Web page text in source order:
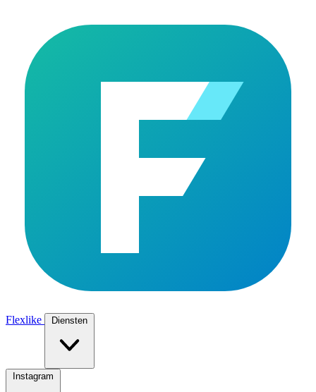
Flexlike Diensten
Instagram